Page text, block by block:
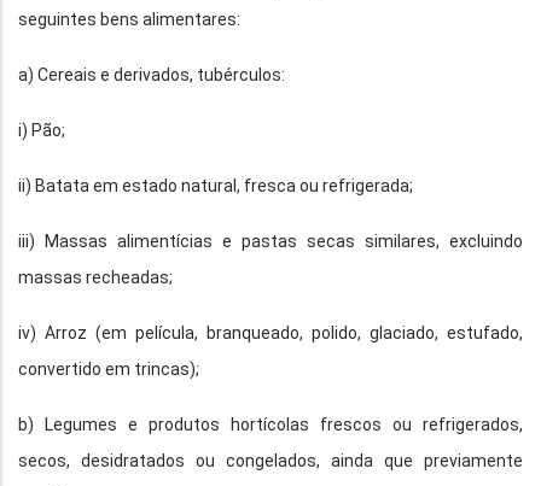
seguintes bens alimentares:
a) Cereais e derivados, tubérculos:
i) Pão;
ii) Batata em estado natural, fresca ou refrigerada;
iii) Massas alimentícias e pastas secas similares, excluindo
massas recheadas;
iv) Arroz (em película, branqueado, polido, glaciado, estufado,
convertido em trincas);
b) Legumes e produtos hortícolas frescos ou refrigerados,
secos, desidratados ou congelados, ainda que previamente